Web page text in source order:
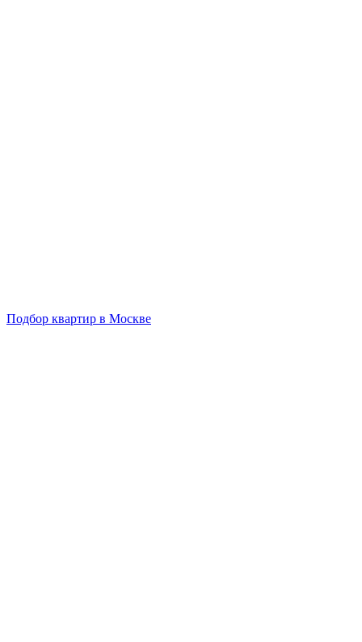
Подбор квартир в Москве